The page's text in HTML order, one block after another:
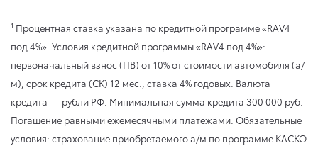
1 Процентная ставка указана по кредитной программе «RAV4
под 4%». Условия кредитной программы «RAV4 под 4%»:
первоначальный взнос (ПВ) от 10% от стоимости автомобиля (а/
м), срок кредита (СК) 12 мес., ставка 4% годовых. Валюта
кредита — рубли РФ. Минимальная сумма кредита 300 000 руб.
Погашение равными ежемесячными платежами. Обязательные
условия: страхование приобретаемого а/м по программе КАСКО